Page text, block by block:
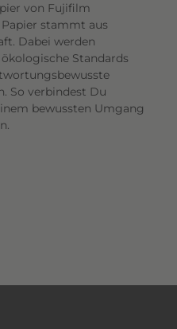
von Fujifilm
stammt aus
Dabei werden
Standards
So verbindest Du
bewussten Umgang